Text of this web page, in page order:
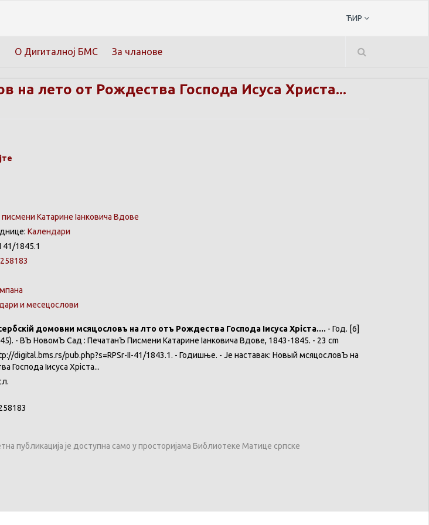
ЋИР
О Дигиталној БМС За чланове
на лето от Рождества Господа Исуса Христа...
Катарине Іанковича Вдове
Календари
41/1845.1
и месецослови
домовни мѣсяцословъ на лѣто отъ Рождества Господа Іисуса Хріста.... - Год. [6]
- ВЪ НовомЪ Садѣ : ПечатанЪ Писмени Катарине Іанковича Вдове, 1843-1845. - 23 cm
digital.bms.rs/pub.php?s=RPSr-II-41/1843.1. - Годишње. - Је наставак: Новый мѣсяцословЪ на
Господа Іисуса Хріста...
публикација је доступна само у просторијама Библиотеке Матице српске